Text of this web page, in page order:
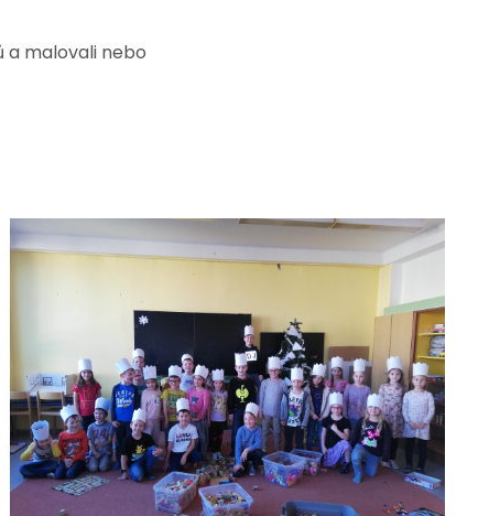
a malovali nebo